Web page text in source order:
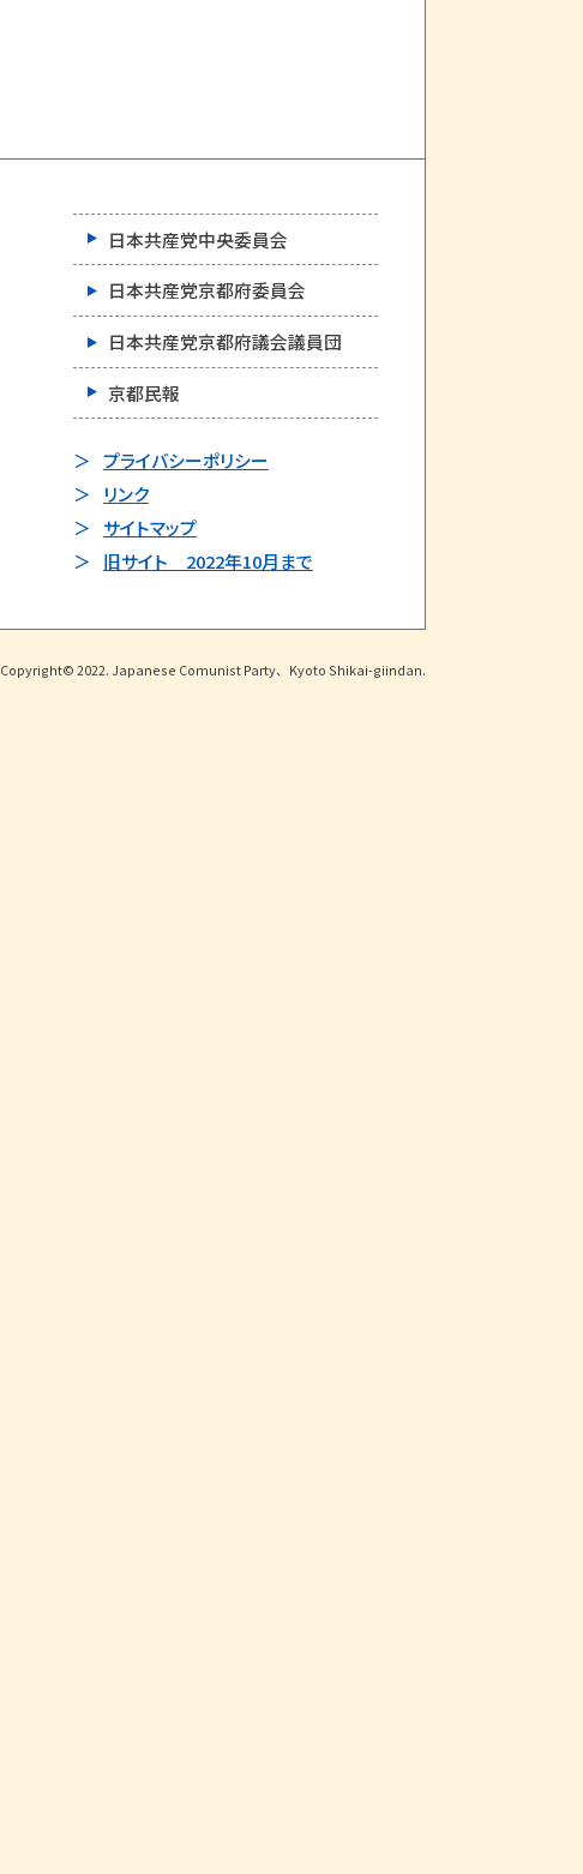
日本共産党中央委員会
日本共産党京都府委員会
日本共産党京都府議会議員団
京都民報
プライバシーポリシー
リンク
サイトマップ
旧サイト 2022年10月まで
Copyright© 2022. Japanese Comunist Party、Kyoto Shikai-giindan.